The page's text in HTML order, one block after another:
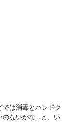
は消毒とハンドク
のないかな…と、い